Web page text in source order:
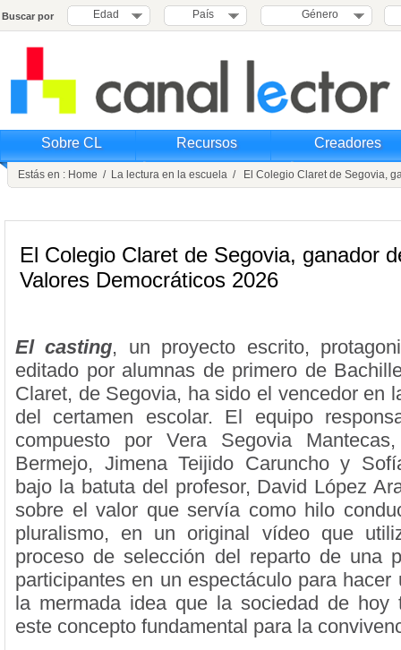
Buscar por Edad País Género
Sobre CL Recursos Creadores
Estás en : Home / La lectura en la escuela / El Colegio Claret de Segovia,
El Colegio Claret de Segovia, ganador
Valores Democráticos 2026
El casting, un proyecto escrito,
editado por alumnas de primero de
Claret, de Segovia, ha sido el vencedor en
del certamen escolar. El equipo
compuesto por Vera Segovia
Bermejo, Jimena Teijido Caruncho y
bajo la batuta del profesor, David López
sobre el valor que servía como hilo
pluralismo, en un original vídeo que
proceso de selección del reparto de una
participantes en un espectáculo para hacer
la mermada idea que la sociedad de hoy
este concepto fundamental para la